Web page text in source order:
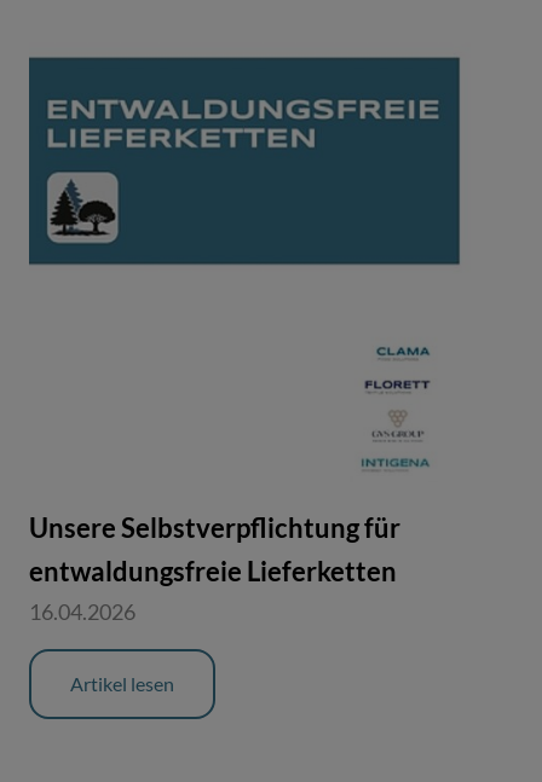
Unsere Selbstverpflichtung für
entwaldungsfreie Lieferketten
16.04.2026
Artikel lesen